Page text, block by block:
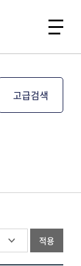
고급검색
적용